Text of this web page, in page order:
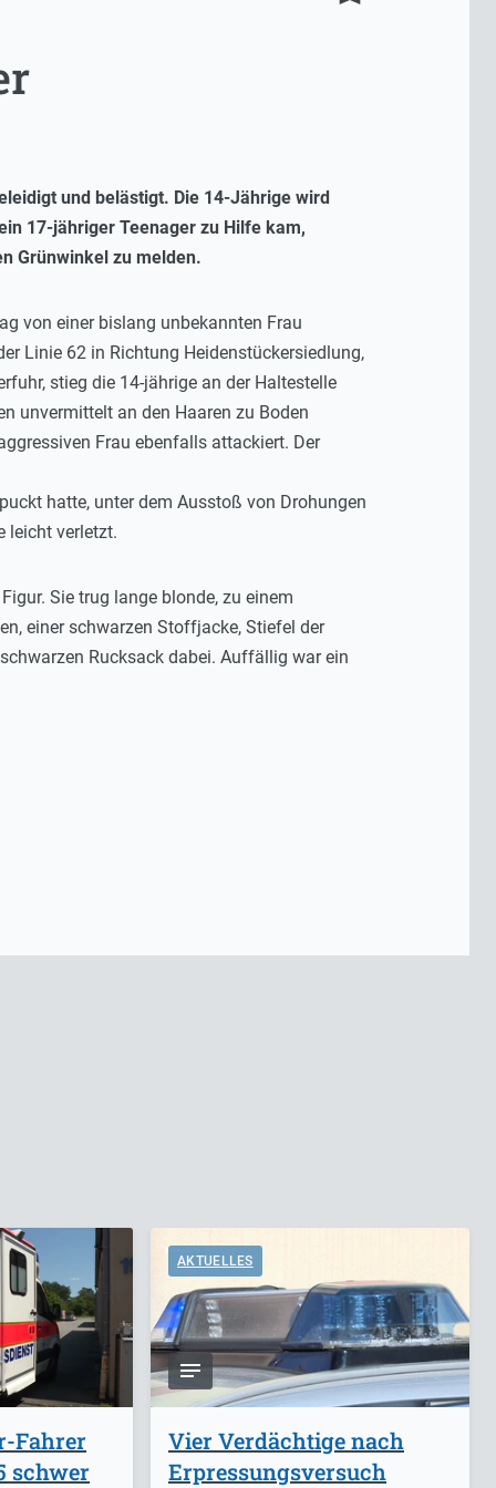
und belästigt. Die 14-Jährige wird
17-jähriger Teenager zu Hilfe kam,
Grünwinkel zu melden.
von einer bislang unbekannten Frau
Linie 62 in Richtung Heidenstückersiedlung,
stieg die 14-jährige an der Haltestelle
unvermittelt an den Haaren zu Boden
Frau ebenfalls attackiert. Der
hatte, unter dem Ausstoß von Drohungen
leicht verletzt.
Sie trug lange blonde, zu einem
einer schwarzen Stoffjacke, Stiefel der
Rucksack dabei. Auffällig war ein
Fahrer
schwer
AKTUELLES
Vier Verdächtige nach
Erpressungsversuch